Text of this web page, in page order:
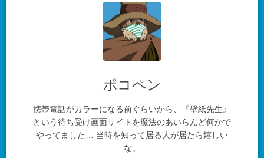
ポコペン
携帯電話がカラーになる前ぐらいから、『壁紙先生』
という待ち受け画面サイトを魔法のあいらんど何かで
やってました… 当時を知って居る人が居たら嬉しい
な。